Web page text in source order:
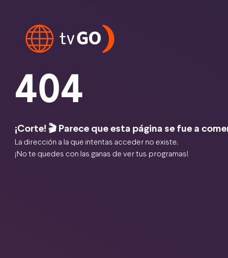
404
¡Corte! 🎬 Parece que esta página se fue a
La dirección a la que intentas acceder no existe.
¡No te quedes con las ganas de ver tus programas!